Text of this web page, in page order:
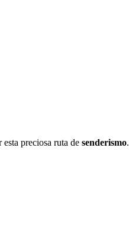
preciosa ruta de senderismo.